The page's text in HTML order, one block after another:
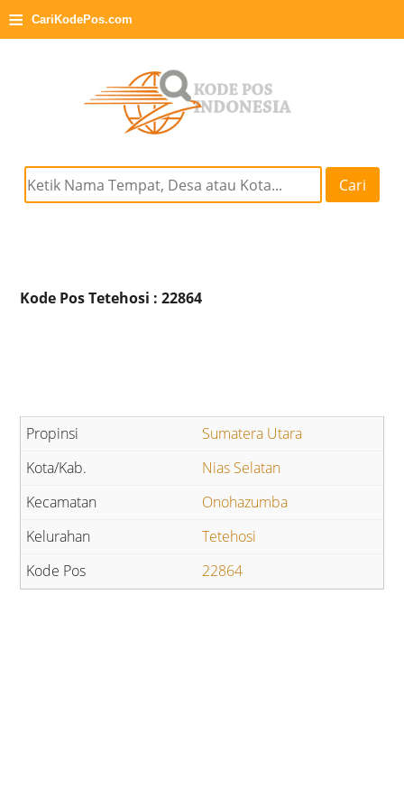
≡ CariKodePos.com
Cari
Kode Pos Tetehosi : 22864
Sumatera Utara
Nias Selatan
Onohazumba
Tetehosi
22864